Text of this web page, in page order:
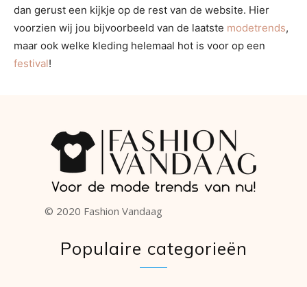
dan gerust een kijkje op de rest van de website. Hier
voorzien wij jou bijvoorbeeld van de laatste modetrends,
maar ook welke kleding helemaal hot is voor op een
festival!
© 2020 Fashion Vandaag
Populaire categorieën